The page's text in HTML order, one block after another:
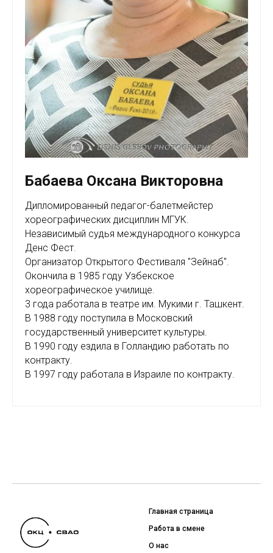
Бабаева Оксана Викторовна
Дипломированный педагог-балетмейстер
хореографических дисциплин МГУК.
Независимый судья международного конкурса
Денс Фест.
Организатор Открытого Фестиваля "Зейнаб".
Окончила в 1985 году Узбекское
хореографическое училище.
3 года работала в театре им. Мукими г. Ташкент.
В 1988 году поступила в Московский
государственный университет культуры.
В 1990 году ездила в Голландию работать по
контракту.
В 1997 году работала в Израиле по контракту.
Главная страница
Работа в смене
О нас